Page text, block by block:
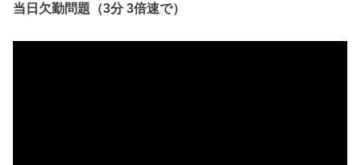
当日 欠勤問題 （3分 3倍速で）